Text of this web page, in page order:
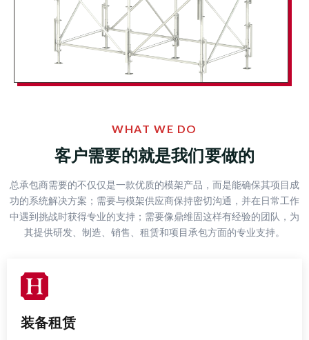
WHAT WE DO
客户需要的就是我们要做的
总承包商需要的不仅仅是一款优质的模架产品，而是能确保其项目成
功的系统解决方案；需要与模架供应商保持密切沟通，并在日常工作
中遇到挑战时获得专业的支持；需要像鼎维固这样有经验的团队，为
其提供研发、制造、销售、租赁和项目承包方面的专业支持。
装备租赁